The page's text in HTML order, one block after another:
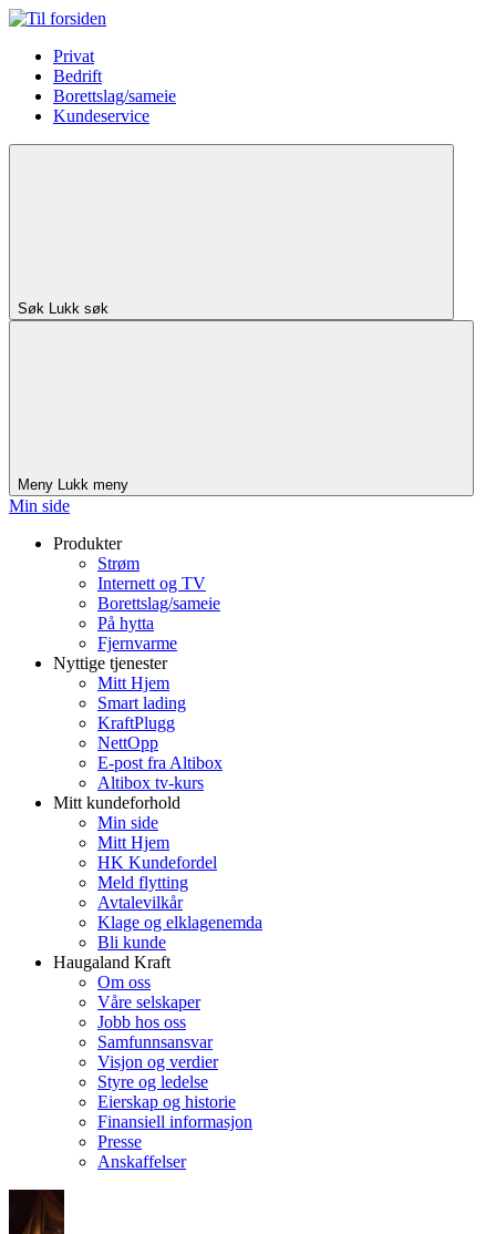
Privat
Bedrift
Borettslag/sameie
Kundeservice
Søk Lukk søk
Meny Lukk meny
Min side
Produkter
Strøm
Internett og TV
Borettslag/sameie
På hytta
Fjernvarme
Nyttige tjenester
Mitt Hjem
Smart lading
KraftPlugg
NettOpp
E-post fra Altibox
Altibox tv-kurs
Mitt kundeforhold
Min side
Mitt Hjem
HK Kundefordel
Meld flytting
Avtalevilkår
Klage og elklagenemda
Bli kunde
Haugaland Kraft
Om oss
Våre selskaper
Jobb hos oss
Samfunnsansvar
Visjon og verdier
Styre og ledelse
Eierskap og historie
Finansiell informasjon
Presse
Anskaffelser